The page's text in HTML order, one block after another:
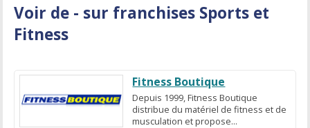
Voir de - sur franchises Sports et
Fitness
Fitness Boutique
Depuis 1999, Fitness Boutique
distribue du matériel de fitness et de
musculation et propose...